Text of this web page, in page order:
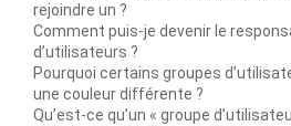
rejoindre un ?
Comment puis-je devenir le
d’utilisateurs ?
Pourquoi certains groupes
une couleur différente ?
Qu’est-ce qu’un « groupe